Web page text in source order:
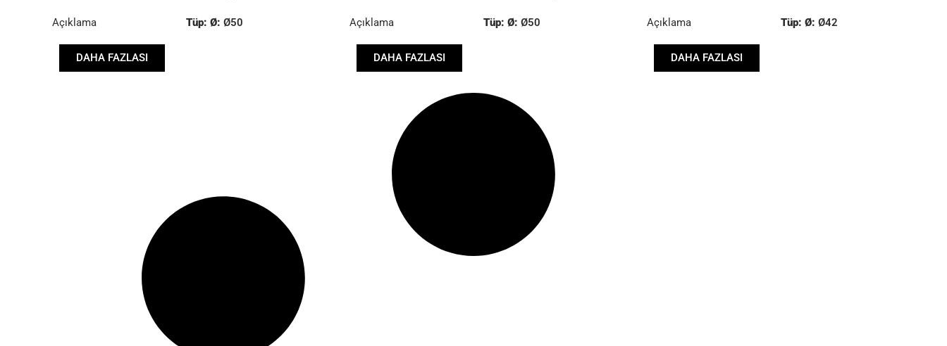
Açıklama Tüp: Ø: Ø50
DAHA FAZLASI
81432206283
Açıklama Tüp: Ø: Ø50
DAHA FAZLASI
Açıklama Tüp: Ø:Ø42
DAHA FAZLASI